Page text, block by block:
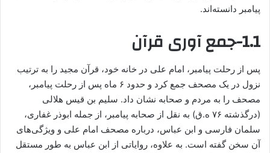
پیامبر دانسته‌اند.
1.1-جمع آوری قرآن
پس از رحلت پیامبر، امام علی در خانه خود، قرآن مجید را به ترتیب
نزول در یک مصحف جمع کرد و حدود ۶ ماه پس از رحلت پیامبر،
مصحف را به مردم و صحابه نشان داد. سلیم بن قیس هلالی
(درگذشته ۷۶ ه.ق) به نقل از صحابه پیامبر، از جمله ابوذر غفاری،
سلمان فارسی و ابن عباس، درباره مصحف امام علی و ویژگی‌های
آن سخن گفته است. به علاوه، روایاتی از ابن عباس به ‌طور مستقل